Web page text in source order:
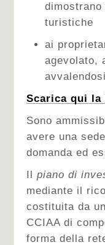
turistiche
ai
agevolato,
Scarica qui la
Sono
avere una
domanda ed
Il piano di
mediante il
costituita da
CCIAA di
forma della